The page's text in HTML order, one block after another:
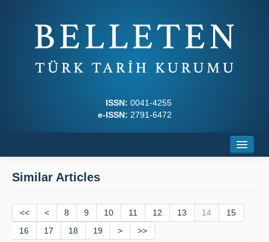
ISSN: 0041-4255
e-ISSN: 2791-6472
Journal Boards
Writing Rules
Similar Articles
<< < 8 9 10 11 12 13 14
15
16
17 18 19 > >>